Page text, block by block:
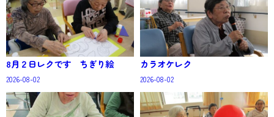
8月２日レクです ちぎり絵
2026-08-02
カラオケレク
2026-08-02